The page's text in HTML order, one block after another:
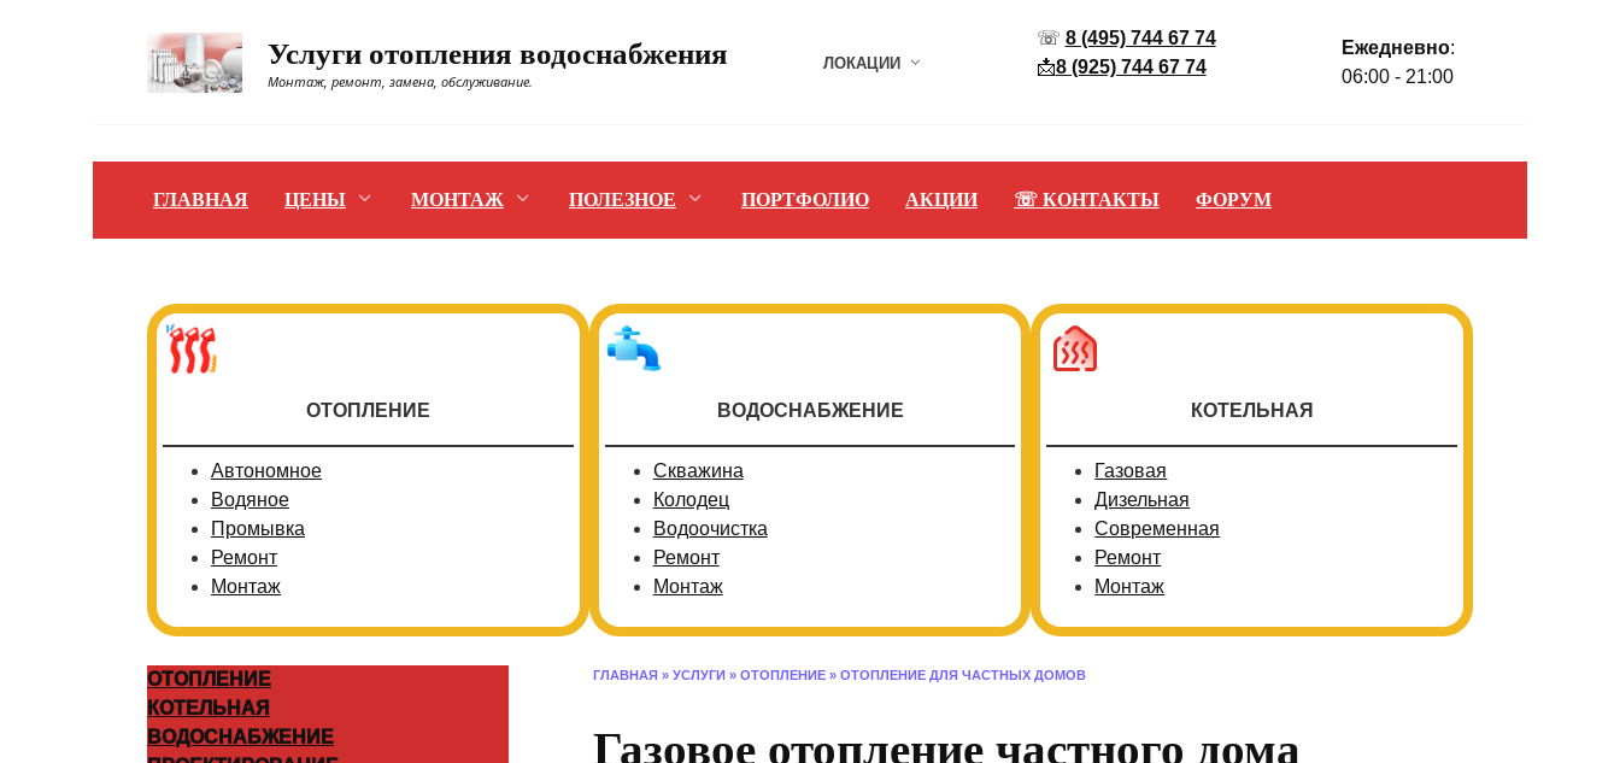
Услуги отопления водоснабжения
Монтаж, ремонт, замена, обслуживание.
ЛОКАЦИИ
☏ 8 (495) 744 67 74
📩8 (925) 744 67 74
Ежедневно:
06:00 - 21:00
ГЛАВНАЯ ЦЕНЫ МОНТАЖ ПОЛЕЗНОЕ ПОРТФОЛИО АКЦИИ ☏ КОНТАКТЫ ФОРУМ
ОТОПЛЕНИЕ
Автономное
Водяное
Промывка
Ремонт
Монтаж
ВОДОСНАБЖЕНИЕ
Скважина
Колодец
Водоочистка
Ремонт
Монтаж
КОТЕЛЬНАЯ
Газовая
Дизельная
Современная
Ремонт
Монтаж
ГЛАВНАЯ » УСЛУГИ » ОТОПЛЕНИЕ » ОТОПЛЕНИЕ ДЛЯ ЧАСТНЫХ ДОМОВ
Газовое отопление частного дома
ОТОПЛЕНИЕ
КОТЕЛЬНАЯ
ВОДОСНАБЖЕНИЕ